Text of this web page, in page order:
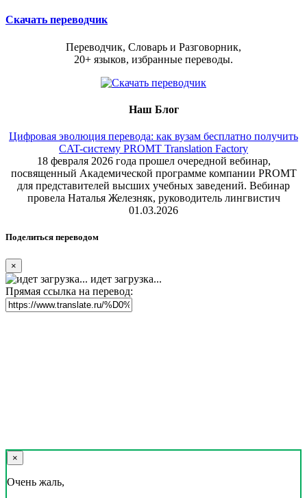
Скачать переводчик
Переводчик, Словарь и Разговорник,
20+ языков, избранные переводы.
Наш Блог
Цифровая эволюция перевода: как вузам бесплатно получить
CAT-систему PROMT Translation Factory
18 февраля 2026 года прошел очередной вебинар,
посвященный Академической программе компании PROMT
для представителей высших учебных заведений. Вебинар
провела Наталья Железняк, руководитель лингвистич
01.03.2026
Поделиться переводом
×
идет загрузка...
Прямая ссылка на перевод:
×
Очень жаль,